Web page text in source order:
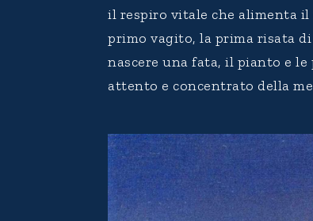
il respiro vitale che alimenta il
primo vagito, la prima risata
nascere una fata, il pianto e
attento e concentrato della